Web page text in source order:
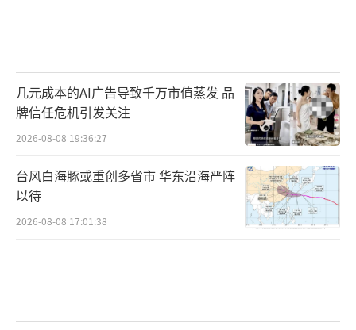
几元成本的AI广告导致千万市值蒸发 品
牌信任危机引发关注
2026-08-08 19:36:27
台风白海豚或重创多省市 华东沿海严阵
以待
2026-08-08 17:01:38